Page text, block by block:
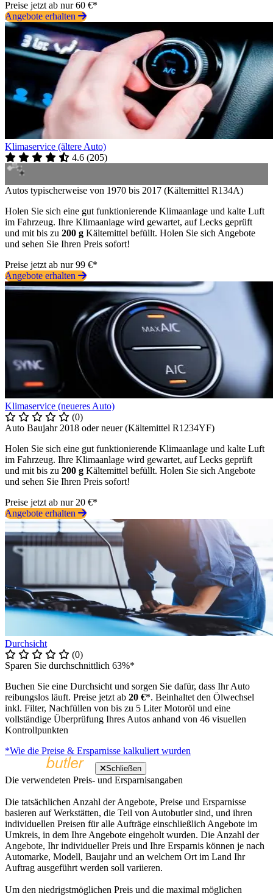
Preise jetzt ab nur 60 €*
Angebote erhalten
Klimaservice (ältere Auto)
4.6 (205)
Autos typischerweise von 1970 bis 2017 (Kältemittel R134A)
Holen Sie sich eine gut funktionierende Klimaanlage und kalte Luft
im Fahrzeug. Ihre Klimaanlage wird gewartet, auf Lecks geprüft
und mit bis zu 200 g Kältemittel befüllt. Holen Sie sich Angebote
und sehen Sie Ihren Preis sofort!
Preise jetzt ab nur 99 €*
Angebote erhalten
Klimaservice (neueres Auto)
(0)
Auto Baujahr 2018 oder neuer (Kältemittel R1234YF)
Holen Sie sich eine gut funktionierende Klimaanlage und kalte Luft
im Fahrzeug. Ihre Klimaanlage wird gewartet, auf Lecks geprüft
und mit bis zu 200 g Kältemittel befüllt. Holen Sie sich Angebote
und sehen Sie Ihren Preis sofort!
Preise jetzt ab nur 20 €*
Angebote erhalten
Durchsicht
(0)
Sparen Sie durchschnittlich 63%*
Buchen Sie eine Durchsicht und sorgen Sie dafür, dass Ihr Auto
reibungslos läuft. Preise jetzt ab 20 €*. Beinhaltet den Ölwechsel
inkl. Filter, Nachfüllen von bis zu 5 Liter Motoröl und eine
vollständige Überprüfung Ihres Autos anhand von 46 visuellen
Kontrollpunkten
*Wie die Preise & Ersparnisse kalkuliert wurden
Schließen
Die verwendeten Preis- und Ersparnisangaben
Die tatsächlichen Anzahl der Angebote, Preise und Ersparnisse
basieren auf Werkstätten, die Teil von Autobutler sind, und ihren
individuellen Preisen für alle Aufträge einschließlich Angebote im
Umkreis, in dem Ihre Angebote eingeholt wurden. Die Anzahl der
Angebote, Ihr individueller Preis und Ihre Ersparnis können je nach
Automarke, Modell, Baujahr und an welchem Ort im Land Ihr
Auftrag ausgeführt werden soll variieren.
Um den niedrigstmöglichen Preis und die maximal möglichen